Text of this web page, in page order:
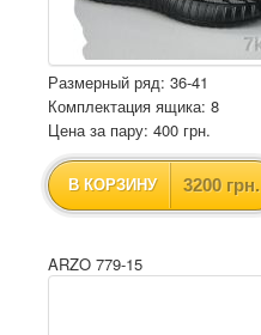
Размерный ряд: 36-41
Комплектация ящика: 8
Цена за пару: 400 грн.
В КОРЗИНУ 3200 грн.
ARZO 779-15